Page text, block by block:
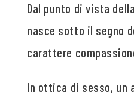
Dal punto di vista
nasce sotto il segno
carattere
In ottica di sesso, un